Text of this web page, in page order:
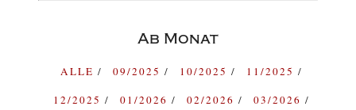
Ab Monat
ALLE 09/2025 10/2025
11/2025
12/2025
01/2026 02/2026
03/2026